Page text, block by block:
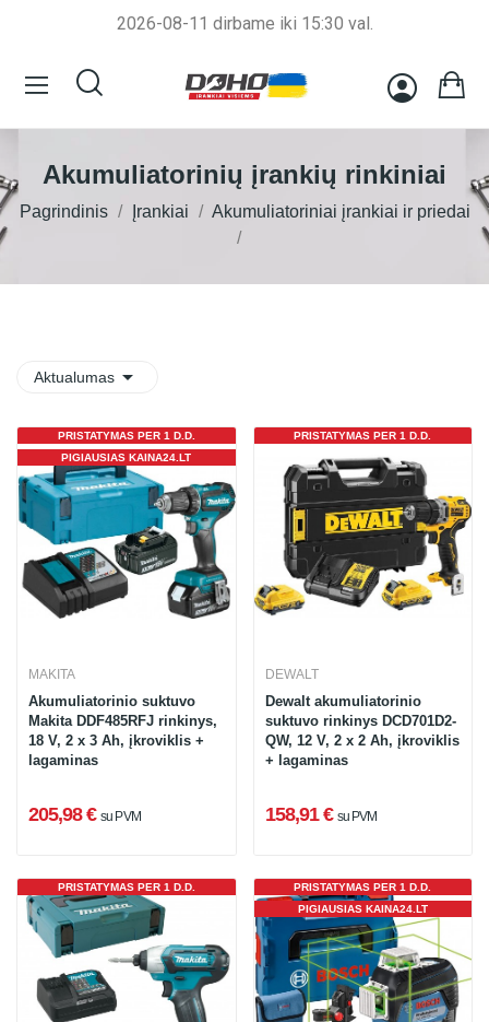
2026-08-11 dirbame iki 15:30 val.
Akumuliatorinių įrankių rinkiniai
Pagrindinis Įrankiai Akumuliatoriniai įrankiai ir priedai
Aktualumas 
PIGIAUSIAS KAINA24.LT
PRISTATYMAS PER 1 D.D.
MAKITA
Akumuliatorinio suktuvo
Makita DDF485RFJ rinkinys,
18 V, 2 x 3 Ah, įkroviklis +
lagaminas
205,98 € su PVM
PRISTATYMAS PER 1 D.D.
DEWALT
Dewalt akumuliatorinio
suktuvo rinkinys DCD701D2-
QW, 12 V, 2 x 2 Ah, įkroviklis
+ lagaminas
158,91 € su PVM
PRISTATYMAS PER 1 D.D.
PIGIAUSIAS KAINA24.LT
PRISTATYMAS PER 1 D.D.